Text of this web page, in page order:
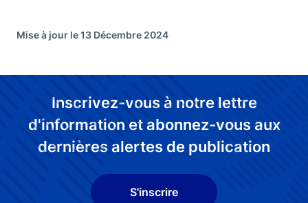
Mise à jour le 13 Décembre 2024
Inscrivez-vous à notre lettre
d'information et abonnez-vous aux
dernières alertes de publication
S'inscrire